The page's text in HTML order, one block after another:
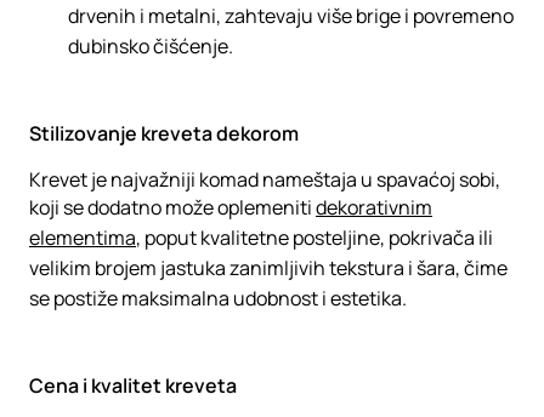
drvenih i metalni, zahtevaju više brige i povremeno
dubinsko čišćenje.
Stilizovanje kreveta dekorom
Krevet je najvažniji komad nameštaja u spavaćoj sobi,
koji se dodatno može oplemenitidekorativnim
elementima, poput kvalitetne posteljine, pokrivača ili
velikim brojem jastuka zanimljivih tekstura i šara, čime
se postiže maksimalna udobnost i estetika.
Cena i kvalitet kreveta